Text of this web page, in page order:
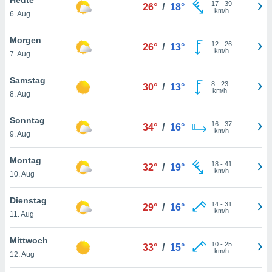
oder
Partner
es uns
das
der
Profil zu
Ihnen
finden
. Sie
jederzeit
Rand
6. Aug
26° / 18° 17- 39
km/h
Morgen
7. Aug
26° / 13° 12- 26
km/h
Samstag
8. Aug
30° / 13° 8- 23
km/h
Sonntag
9. Aug
34° / 16° 16- 37
km/h
Montag
10. Aug
32° / 19° 18- 41
km/h
Dienstag
11. Aug
29° / 16° 14- 31
km/h
Mittwoch
12. Aug
33° / 15° 10- 25
km/h